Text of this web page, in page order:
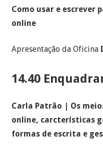
Como usar e escrever
online
Apresentação da Oficina
14.40
Carla Patrão | Os
online, carcterísticas
formas de escrita e